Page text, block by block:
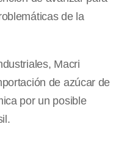
de la
Macri
de azúcar de
por un posible